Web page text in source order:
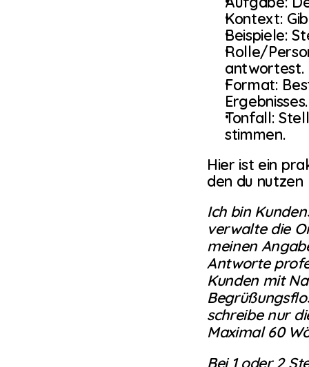
Kontext:
Beispiele:
Rolle/
antwortest.
Format:
Ergebnisses.
Tonfall:
stimmen.
Hier ist ein
den du nutzen
Ich bin
verwalte die
meinen
Antworte
Kunden mit
schreibe nur
Maximal 60
Bei 1 oder 2